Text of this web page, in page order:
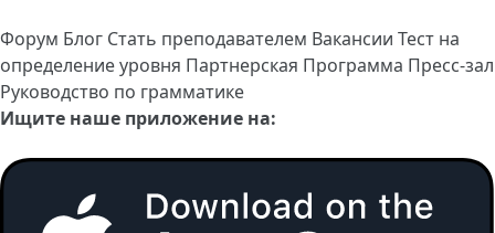
Форум Блог Стать преподавателем Вакансии Тест на
определение уровня Партнерская Программа Пресс-зал
Руководство по грамматике
Ищите наше приложение на: